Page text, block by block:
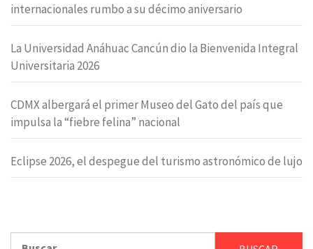
internacionales rumbo a su décimo aniversario
La Universidad Anáhuac Cancún dio la Bienvenida Integral
Universitaria 2026
CDMX albergará el primer Museo del Gato del país que
impulsa la “fiebre felina” nacional
Eclipse 2026, el despegue del turismo astronómico de lujo